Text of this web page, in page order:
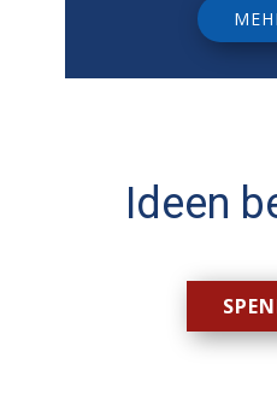
M
Ideen